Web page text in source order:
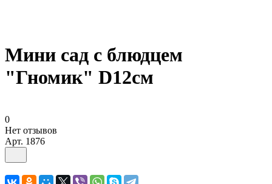
Мини сад с блюдцем
"Гномик" D12см
0
Нет отзывов
Арт. 1876